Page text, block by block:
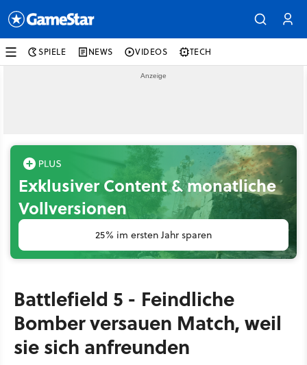
SPIELE NEWS VIDEOS TECH
Exklusiver Content & monatliche
Vollversionen
25% im ersten Jahr sparen
Battlefield 5 - Feindliche
Bomber versauen Match, weil
sie sich anfreunden